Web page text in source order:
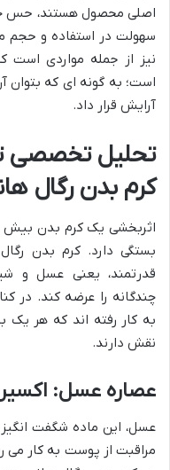
اصلی محصول هستند، حس
نیز از جمله مواردی است
است؛ به گونه ای که بتوان
آرایش قرار داد.
تحلیل تخصصی
کرم بدن رگال
اثربخشی یک کرم بدن بیش
بستگی دارد. کرم بدن
قدرتمند، یعنی عسل و
چندگانه را عرضه کند. در
به کار رفته اند که هر یک
نقش دارند.
عصاره عسل:
عسل، این ماده شگفت
مراقبت از پوست به کار می